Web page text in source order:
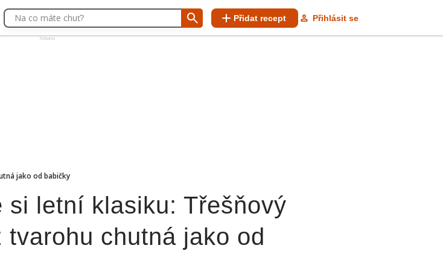
Reklama
Na co máte chuť? Přidat recept Přihlásit se
jako od babičky
si letní klasiku: Třešňový
tvarohu chutná jako od